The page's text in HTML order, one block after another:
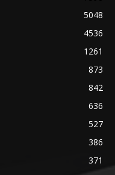
5048
4536
1261
873
842
636
527
386
371